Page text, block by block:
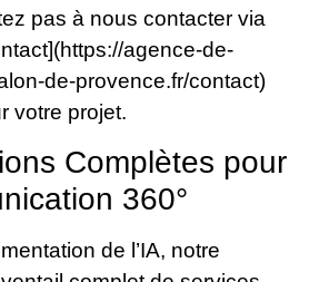
pas à nous contacter via
agence-de-
de-provence.fr/contact)
votre projet.
Complètes pour
360°
de l’IA, notre